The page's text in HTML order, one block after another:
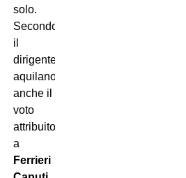
solo.
Secondo
il
dirigente
aquilano,
anche il
voto
attribuito
a
Ferrieri